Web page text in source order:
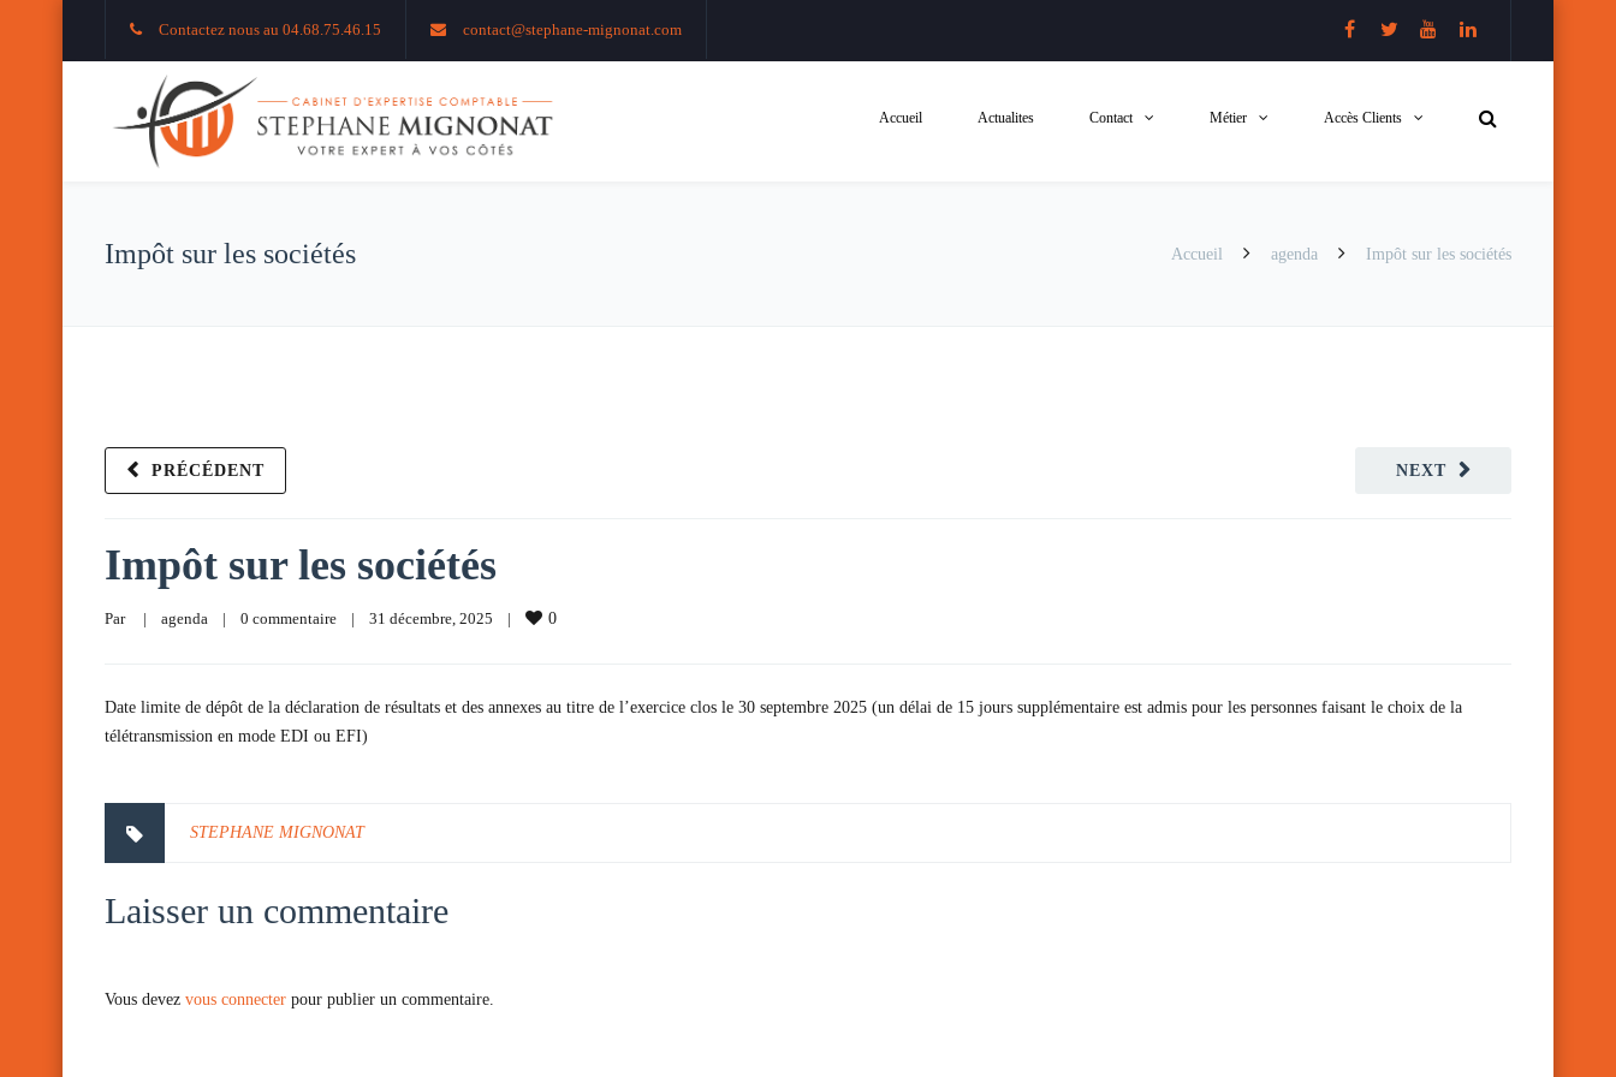
Contactez nous au 04.68.75.46.15 contact@stephane-mignonat.com
Accueil Actualites Contact Métier Accès Clients
Impôt sur les sociétés Accueil agenda Impôt sur les sociétés
NEXT
PRÉCÉDENT
Impôt sur les sociétés
Par | agenda | 0 commentaire | 31 décembre, 2025 | 0
Date limite de dépôt de la déclaration de résultats et des annexes au titre de l’exercice clos le 30 septembre 2025 (un délai de 15 jours supplémentaire est admis pour les personnes faisant le choix de la
télétransmission en mode EDI ou EFI)
STEPHANE MIGNONAT
Laisser un commentaire
Vous devez vous connecter pour publier un commentaire.